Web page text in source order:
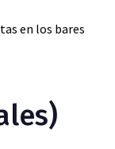
en los bares